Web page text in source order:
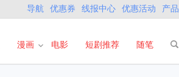
导航 优惠券 线报中心 优惠活动 产品
漫画 电影 短剧推荐 随笔